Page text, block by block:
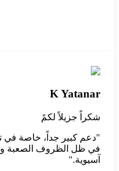
K Yatanar
شكراً جزيلاً لكمً
"دعم كبير جداً، خاصة في
في ظل الظروف الصعبة
آسيوية."